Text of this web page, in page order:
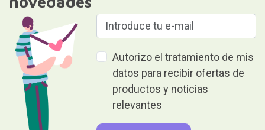
Autorizo el tratamiento de mis
datos para recibir ofertas de
productos y noticias
relevantes